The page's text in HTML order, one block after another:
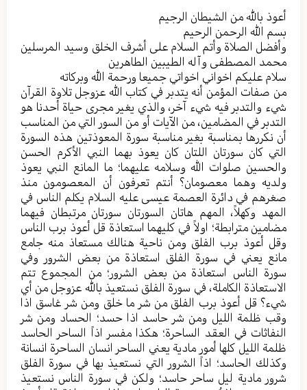
أعوذ بالله من الشیطان الرجیم
بسم الله الرحمن الرحیم
وأفضل الصلاة وأتم السلام علی أشرف الخلق وسید المرسلین
محمد المصطفی وآله الطیبین الطاهرین
سلام علیکم اخواني اخواتي جمیعا ورحمة الله وبرکاته
من صفات المؤمن أنه یتدبر في کتاب الله عزوجل تلاوة القرآن
شيء والتدبر فیه شيء آخر، والذي یغیر مجری حیاة أحدنا هو
التدبر في المضامین، من الآیات أو من السور التي من المناسب
أن نکررها بمناسبة بغیر مناسبة سورة المعوذتین هذه السورة
التي کان سورتان اللتان کان یعوذ بهما النبي الأکرم الحسن
والحسین صلوات الله وسلامه علیهما؛ ما المانع النبي یعوذ
ولدیه وهما معصومان؟ أنتم تعرفون أن المعصومون منذ
صغرهم في دائرة العصمة عیسی علیه السلام یکلم الناس في
المهد وكهلاً، المهم هاتان السورتان سورتان مرتبطان فیهما
مضامین مترابطة؛ اولاً في کلیهما استعاذة قل أعوذ برب الناس
وقل أعوذ برب الفلق ومن ناحیة هنالك مستعاذ منه جامع
مانع یعني في سورة الفلق استعاذة من بعض الشرور وفي
سورة الناس استعاذة من بعض الشرور؛ من المجموع تتم
الاستعاذة الکاملة، في سورة الفلق نستعیذ بالله عزوجل من أي
شيء؟ قل أعوذ برب الفلق من شر ما خلق ومن شر غاسق اذا
وقب ظلمة اللیل ومن شر حاسد اذا حسد؛ الحساد ومن شر
النفاثات في العقد الساحرة؛ هکذا مفسر اذاً الساحر الحاسد
ظلمة اللیل کلها أمور مادیة یعني الساحر انسان الساحرة انسانة
وکذلك الحاسد؛ اذاً الشرور التي نستعیذ بها في سورة الفلق
شرور مادیة لیل ساحر حاسد؛ ولکن في سورة الناس نستعیذ